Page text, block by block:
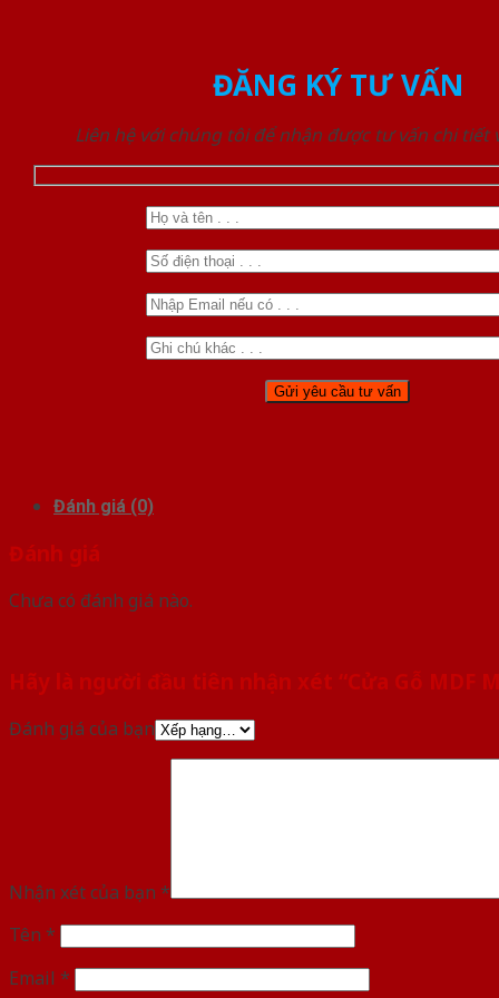
ĐĂNG KÝ TƯ VẤN
Liên hệ với chúng tôi để nhận được tư vấn chi tiết
Đánh giá (0)
Đánh giá
Chưa có đánh giá nào.
Hãy là người đầu tiên nhận xét “Cửa Gỗ MDF
Đánh giá của bạn
Nhận xét của bạn *
Tên *
Email *